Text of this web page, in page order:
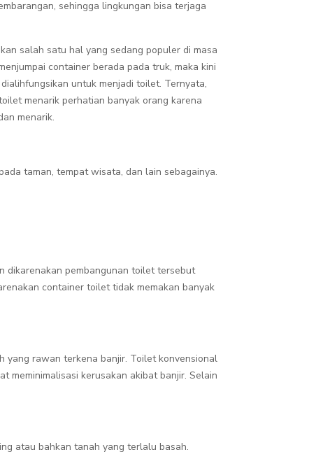
sehingga lingkungan bisa terjaga
salah satu hal yang sedang populer di masa
container berada pada truk, maka kini
untuk menjadi toilet. Ternyata,
menarik perhatian banyak orang karena
menarik.
taman, tempat wisata, dan lain sebagainya.
dikarenakan pembangunan toilet tersebut
container toilet tidak memakan banyak
yang rawan terkena banjir. Toilet konvensional
meminimalisasi kerusakan akibat banjir. Selain
atau bahkan tanah yang terlalu basah.